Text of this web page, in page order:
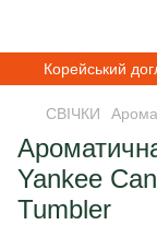
Корейський
СВІЧКИ
Yankee
Tumbler